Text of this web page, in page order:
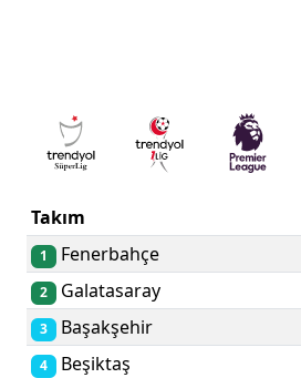
Takım
1 Fenerbahçe
2 Galatasaray
3 Başakşehir
4 Beşiktaş